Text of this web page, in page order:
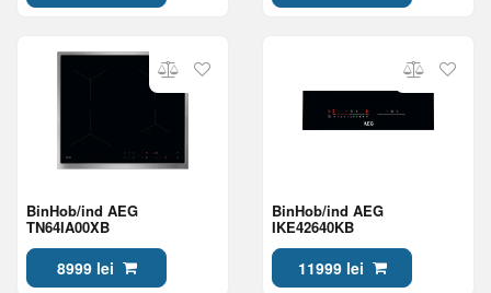
BinHob/ind AEG
TN64IA00XB
8999 lei
BinHob/ind AEG
IKE42640KB
11999 lei